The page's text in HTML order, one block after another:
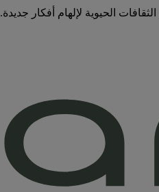
الحيوية لإلهام أفكار جديدة.